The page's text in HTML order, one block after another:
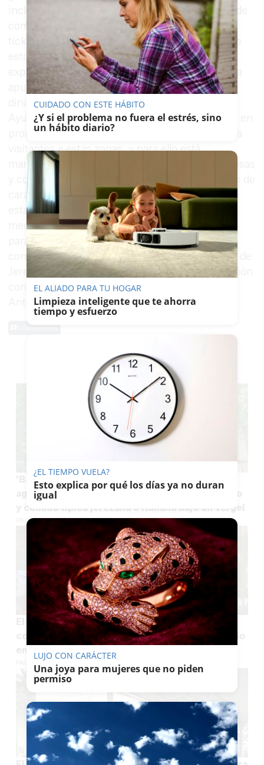
incluyen la posibilidad de que las asociaciones de
comerciantes puedan ofrecer a sus clientes
tickets de aparcamientos a mitad de precio, que
está teniendo buenos resultados, según lo
expuesto en el encuentro. La alcaldesa reseña la
apuesta del gobierno municipal por la
dinamización del centro comercial, “el
Ayuntamiento se está implicando directamente en
promover actividades que contribuyan a atraer a
visitantes a estas zonas, y para ello está
manteniendo reuniones y contactos con empresas
y comerciantes para aunar posturas y esfuerzos de
cara a estos objetivos”. "Hemos comenzado a a
establecer las condiciones para ampliar estas
medidas que hagan más atractivo y beneficioso
para los usuarios el uso de estos parkings
contribuyendo así a la dinamización del centro de
Jerez”, señala la regidora, quien asiste a la reunión
con el teniente de alcaldesa de Movilidad, José
Antonio Díaz.
TE PUEDE INTERESAR
'Baño verde' en la calle más fresca de Jerez en
agosto: negocios icónicos, arte contemporáneo
y comida típica jerezana o italiana bajo un vergel
PACO SÁNCHEZ MÚGICA
El Ayuntamiento de Jerez saca a concurso un
contrato de más de medio millón de euros al año
en luces de Navidad
PACO SÁNCHEZ MÚGICA
CUIDADO CON ESTE HÁBITO
¿Y si el problema no fuera el estrés, sino
un hábito diario?
EL ALIADO PARA TU HOGAR
Limpieza inteligente que te ahorra
tiempo y esfuerzo
¿EL TIEMPO VUELA?
Esto explica por qué los días ya no duran
igual
LUJO CON CARÁCTER
Una joya para mujeres que no piden
permiso